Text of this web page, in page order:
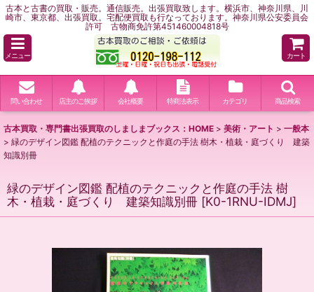
古本と古書の買取・販売。通信販売。出張買取致します。横浜市、神奈川県、川
崎市、東京都、出張買取。宅配便買取も行なっております。神奈川県公安委員会
許可 古物商免許第451460004818号
メニュー カート
問い合わせ 店主のご挨拶 会社概要 特商法表示 カテゴリ 商品検索
古本買取・専門書出張買取のしましまブックス：HOME > 美術・アート > 一般本
> 緑のデザイン図鑑 配植のテクニックと作庭の手法 樹木・植栽・庭づくり 建築
知識別冊
緑のデザイン図鑑 配植のテクニックと作庭の手法 樹
木・植栽・庭づくり 建築知識別冊 [K0-1RNU-IDMJ]